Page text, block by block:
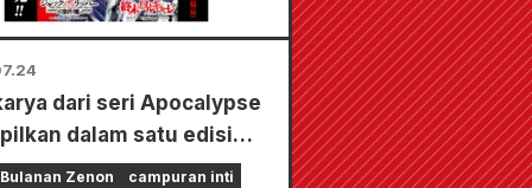
dari seri Apocalypse
dalam satu edisi
5 bab!! "Monthly Comic
Zenon campuran inti